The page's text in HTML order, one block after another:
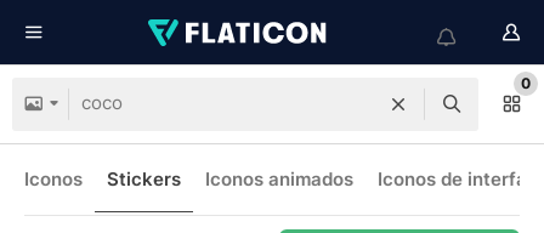
0
Iconos Stickers Iconos animados Iconos de interfaz